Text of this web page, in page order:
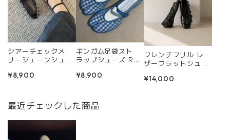
シアーチェックメ
リージェーンシュー
¥8,900
ギンガム足袋スト
ラップシューズ R02
¥8,900
フレンチフリル レ
ザーフラットシュー
¥14,000
最近チェックした商品